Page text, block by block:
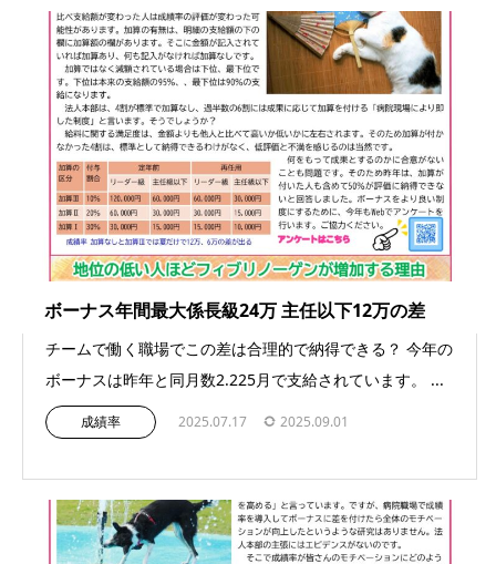
ボーナス年間最大係長級24万 主任以下12万の差
チームで働く職場でこの差は合理的で納得できる？ 今年の
ボーナスは昨年と同月数2.225月で支給されています。 ...
成績率 2025.07.17 2025.09.01